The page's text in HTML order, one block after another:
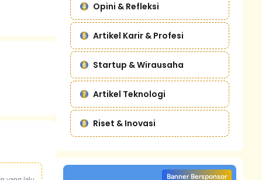
Opini & Refleksi
Artikel Karir & Profesi
Startup & Wirausaha
Artikel Teknologi
Riset & Inovasi
Banner Bersponsor